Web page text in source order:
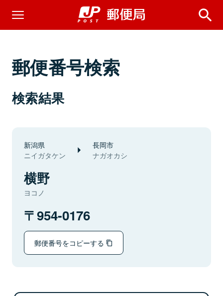
郵便番号検索
検索結果
新潟県
ニイガタケン
長岡市
ナガオカシ
横野
ヨコノ
954-0176
郵便番号をコピーする